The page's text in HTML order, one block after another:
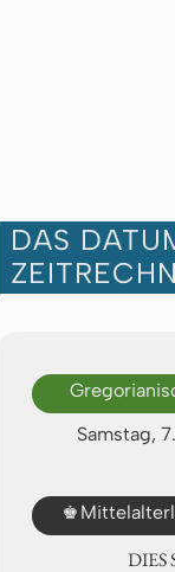
DAS
Samstag,
♚
DIES